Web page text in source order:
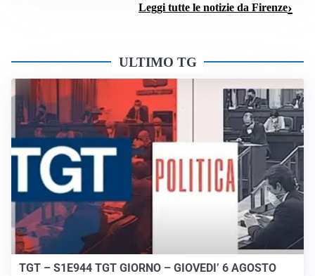
Leggi tutte le notizie da Firenze
ULTIMO TG
TGT – S1E944 TGT GIORNO – GIOVEDI’ 6 AGOSTO